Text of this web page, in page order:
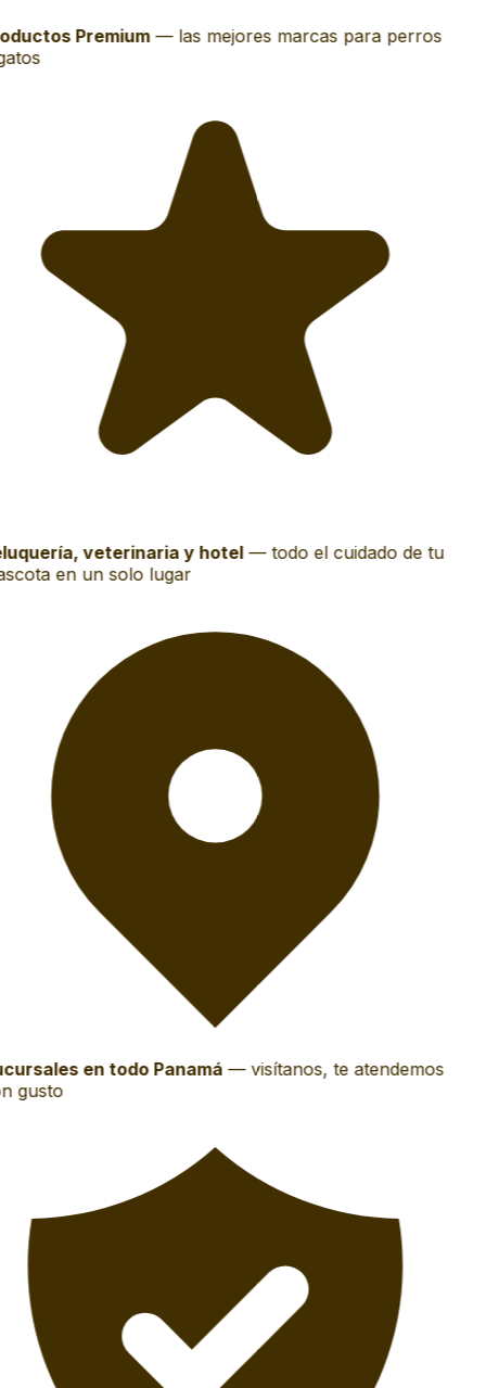
Premium— las mejores marcas para perros
veterinaria y hotel— todo el cuidado de tu
en un solo lugar
en todo Panamá— visítanos, te atendemos
gusto